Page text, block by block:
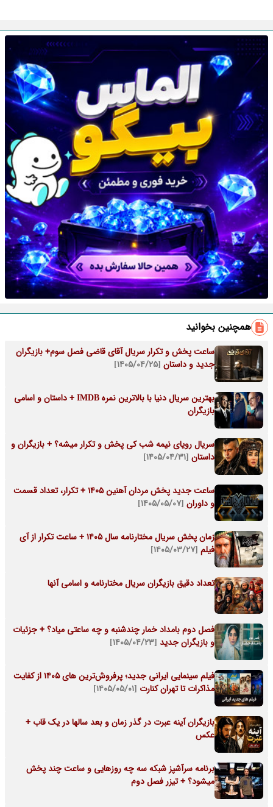
همچنین بخوانید
ساعت پخش و تکرار سریال آقای قاضی فصل سوم+ بازیگران
جدید و داستان [۱۴۰۵/۰۴/۲۵]
بهترین سریال دنیا با بالاترین نمره IMDB + داستان و اسامی
بازیگران
سریال رویای نیمه شب کی پخش و تکرار میشه؟ + بازیگران و
داستان [۱۴۰۵/۰۴/۳۱]
ساعت جدید پخش مردان آهنین 1405 + تکرار، تعداد قسمت
و داوران [۱۴۰۵/۰۵/۰۷]
زمان پخش سریال مختارنامه سال ۱۴۰۵ + ساعت تکرار از آی
فیلم [۱۴۰۵/۰۳/۲۷]
تعداد دقیق بازیگران سریال مختارنامه و اسامی آنها
فصل دوم بامداد خمار چندشنبه و چه ساعتی میاد؟ + جزئیات
و بازیگران جدید [۱۴۰۵/۰۴/۲۳]
فیلم سینمایی ایرانی جدید؛ پرفروش‌ترین های ۱۴۰۵ از کفایت
مذاکرات تا تهران کنارت [۱۴۰۵/۰۵/۰۱]
بازیگران آینه عبرت در گذر زمان و بعد سالها در یک قاب +
عکس
برنامه سرآشپز شبکه سه چه روزهایی و ساعت چند پخش
میشود؟ + تیزر فصل دوم